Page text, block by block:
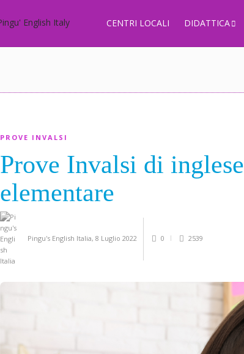
CENTRI LOCALI DIDATTICA
PROVE INVALSI
Prove Invalsi di inglese
elementare
Pingu's English Italia, 8 Luglio 2022 0 2539